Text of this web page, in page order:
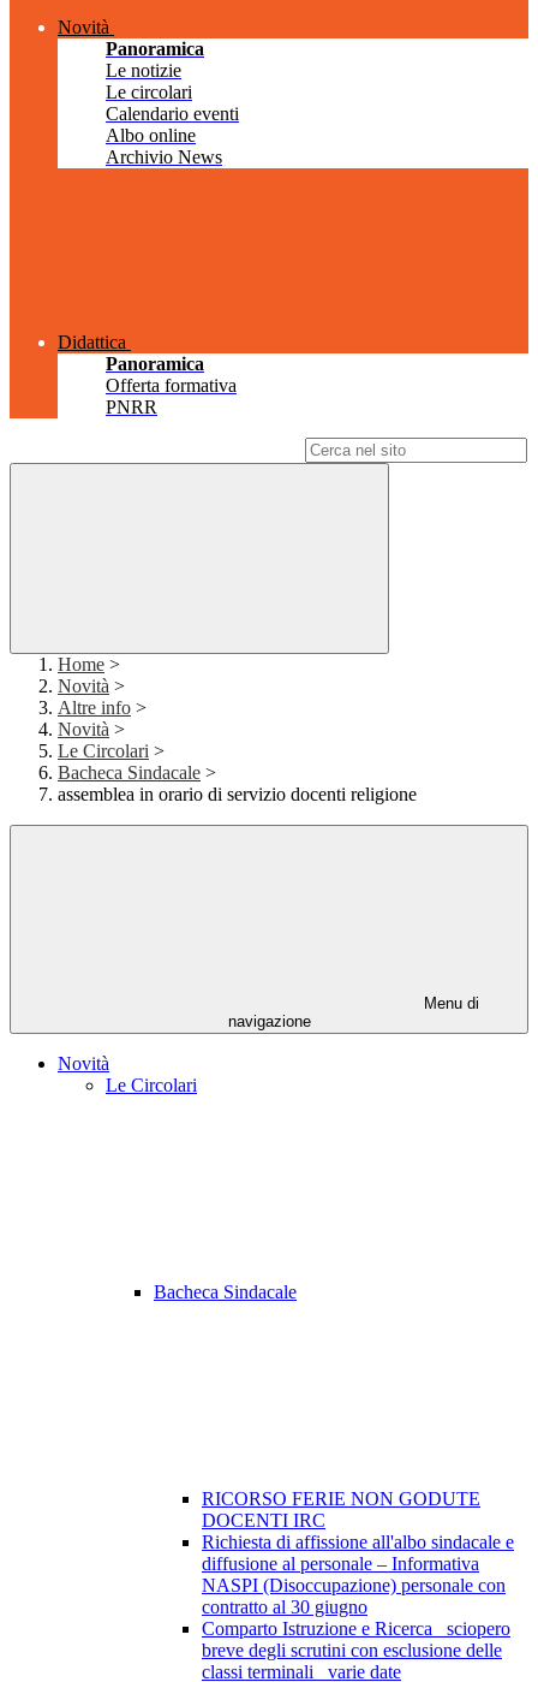
Novità
Panoramica
Le notizie
Le circolari
Calendario eventi
Albo online
Archivio News
Didattica
Panoramica
Offerta formativa
PNRR
Home >
Novità >
Altre info >
Novità >
Le Circolari >
Bacheca Sindacale >
assemblea in orario di servizio docenti religione
Menu di
navigazione
Novità
Le Circolari
Bacheca Sindacale
RICORSO FERIE NON GODUTE
DOCENTI IRC
Richiesta di affissione all'albo sindacale e
diffusione al personale – Informativa
NASPI (Disoccupazione) personale con
contratto al 30 giugno
Comparto Istruzione e Ricerca_ sciopero
breve degli scrutini con esclusione delle
classi terminali_ varie date